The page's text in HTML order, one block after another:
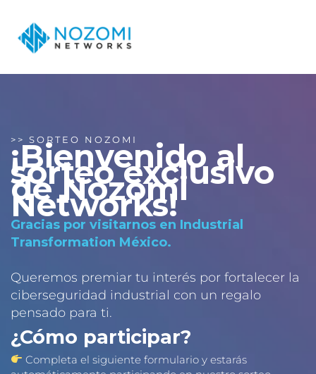
contenido
>> SORTEO NOZOMI
¡Bienvenido al
sorteo exclusivo
de Nozomi
Networks!
Gracias por visitarnos en Industrial
Transformation México.
Queremos premiar tu interés por fortalecer la
ciberseguridad industrial con un regalo
pensado para ti.
¿Cómo participar?
Completa el siguiente formulario y estarás